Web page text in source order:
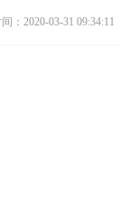
：2020-03-31 09:34:11